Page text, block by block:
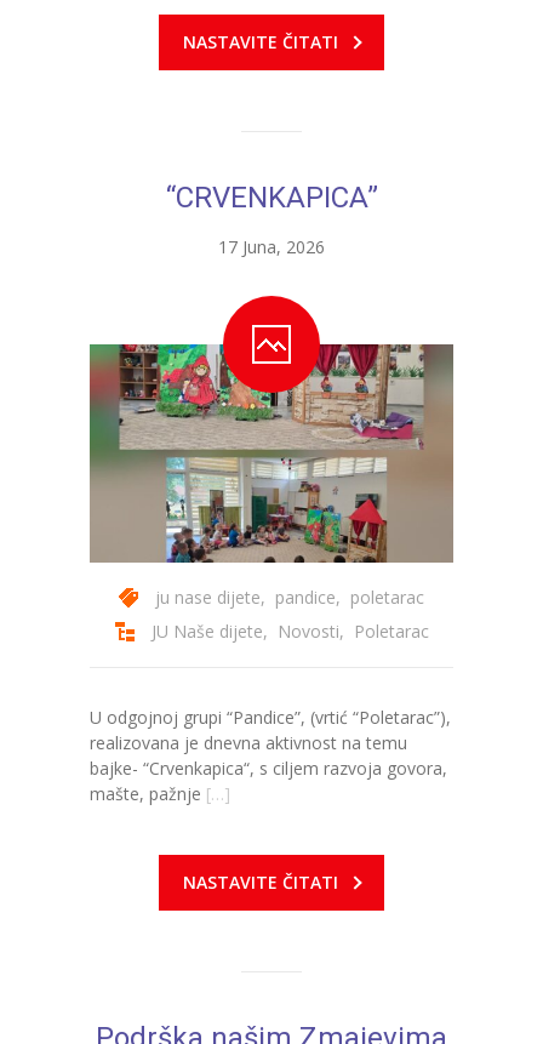
-- Javne nabavke
-- Edukacije za roditelje
-- Edukacije zaposlenika
Za roditelje
-- Jelovnik za djecu
-- Obavještenja za roditelje
Mala škola sporta
Kontakt
NASTAVITE ČITATI
“CRVENKAPICA”
17 Juna, 2026
ju nase dijete, pandice, poletarac
JU Naše dijete, Novosti, Poletarac
U odgojnoj grupi “Pandice”, (vrtić “Poletarac”),
realizovana je dnevna aktivnost na temu
bajke- “Crvenkapica“, s ciljem razvoja govora,
mašte, pažnje […]
NASTAVITE ČITATI